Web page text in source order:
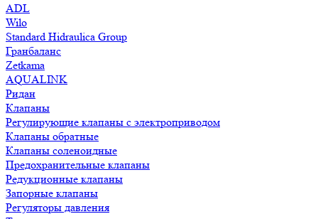
ADL
Wilo
Standard Hidraulica Group
Гранбаланс
Zetkama
AQUALINK
Ридан
Клапаны
Регулирующие клапаны с электроприводом
Клапаны обратные
Клапаны соленоидные
Предохранительные клапаны
Редукционные клапаны
Запорные клапаны
Регуляторы давления